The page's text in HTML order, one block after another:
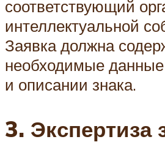
соответствующий
интеллектуальной
Заявка должна
необходимые
и описании знака.
3. Экспертиза